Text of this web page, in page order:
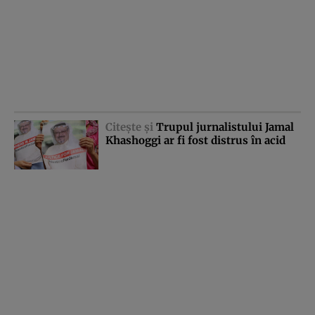
Citeşte şi Trupul jurnalistului Jamal
Khashoggi ar fi fost distrus în acid